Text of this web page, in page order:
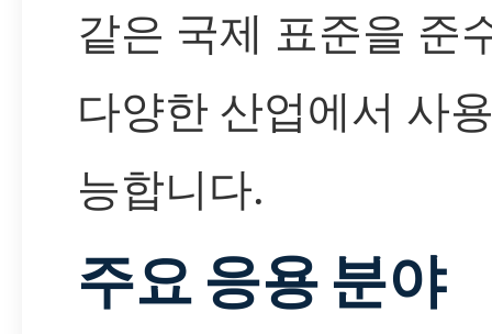
같은 국제 표준을 준
다양한 산업에서 사
능합니다.
주요 응용 분야